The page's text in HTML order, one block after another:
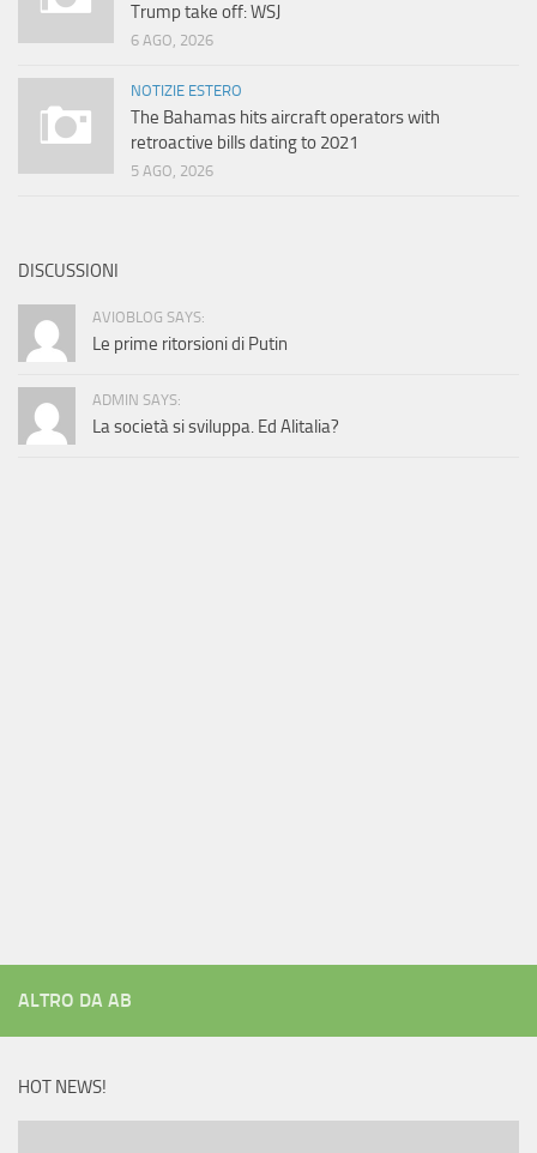
Trump take off: WSJ
6 AGO, 2026
NOTIZIE ESTERO
The Bahamas hits aircraft operators with
retroactive bills dating to 2021
5 AGO, 2026
DISCUSSIONI
AVIOBLOG SAYS:
Le prime ritorsioni di Putin
ADMIN SAYS:
La società si sviluppa. Ed Alitalia?
ALTRO DA AB
HOT NEWS!